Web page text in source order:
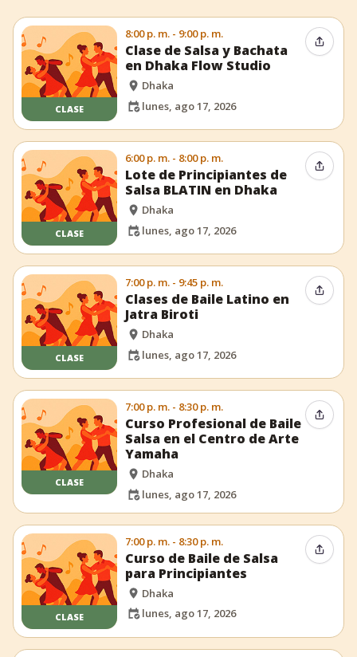
CLASE
8:00 p. m. - 9:00 p. m.
Clase de Salsa y Bachata
en Dhaka Flow Studio
Dhaka
lunes, ago 17, 2026
CLASE
6:00 p. m. - 8:00 p. m.
Lote de Principiantes de
Salsa BLATIN en Dhaka
Dhaka
lunes, ago 17, 2026
CLASE
7:00 p. m. - 9:45 p. m.
Clases de Baile Latino en
Jatra Biroti
Dhaka
lunes, ago 17, 2026
CLASE
7:00 p. m. - 8:30 p. m.
Curso Profesional de Baile
Salsa en el Centro de Arte
Yamaha
Dhaka
lunes, ago 17, 2026
CLASE
7:00 p. m. - 8:30 p. m.
Curso de Baile de Salsa
para Principiantes
Dhaka
lunes, ago 17, 2026